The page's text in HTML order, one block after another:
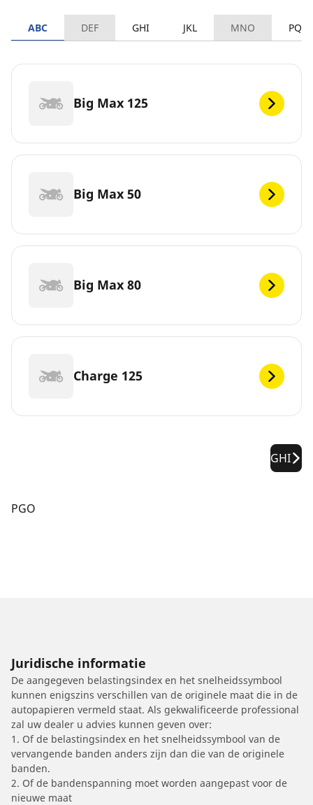
ABC DEF GHI JKL MNO PQRS
Big Max 125
Big Max 50
Big Max 80
Charge 125
GHI
PGO
Juridische informatie
De aangegeven belastingsindex en het snelheidssymbool
kunnen enigszins verschillen van de originele maat die in de
autopapieren vermeld staat. Als gekwalificeerde professional
zal uw dealer u advies kunnen geven over:
1. Of de belastingsindex en het snelheidssymbool van de
vervangende banden anders zijn dan die van de originele
banden.
2. Of de bandenspanning moet worden aangepast voor de
nieuwe maat